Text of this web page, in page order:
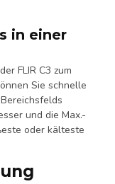
in einer
FLIR C3 zum
Sie schnelle
und die Max.-
oder kälteste